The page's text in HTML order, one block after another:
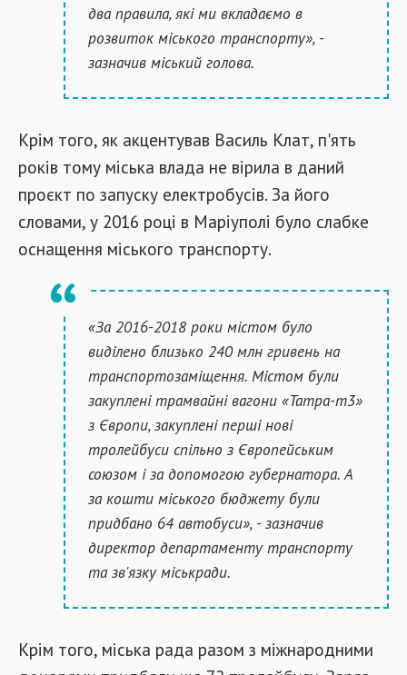
два правила, які ми вкладаємо в
розвиток міського транспорту», -
зазначив міський голова.
Крім того, як акцентував Василь Клат, п'ять
років тому міська влада не вірила в даний
проєкт по запуску електробусів. За його
словами, у 2016 році в Маріуполі було слабке
оснащення міського транспорту.
«За 2016-2018 роки містом було
виділено близько 240 млн гривень на
транспортозаміщення. Містом були
закуплені трамвайні вагони «Татра-т3»
з Європи, закуплені перші нові
тролейбуси спільно з Європейським
союзом і за допомогою губернатора. А
за кошти міського бюджету були
придбано 64 автобуси», - зазначив
директор департаменту транспорту
та зв'язку міськради.
Крім того, міська рада разом з міжнародними